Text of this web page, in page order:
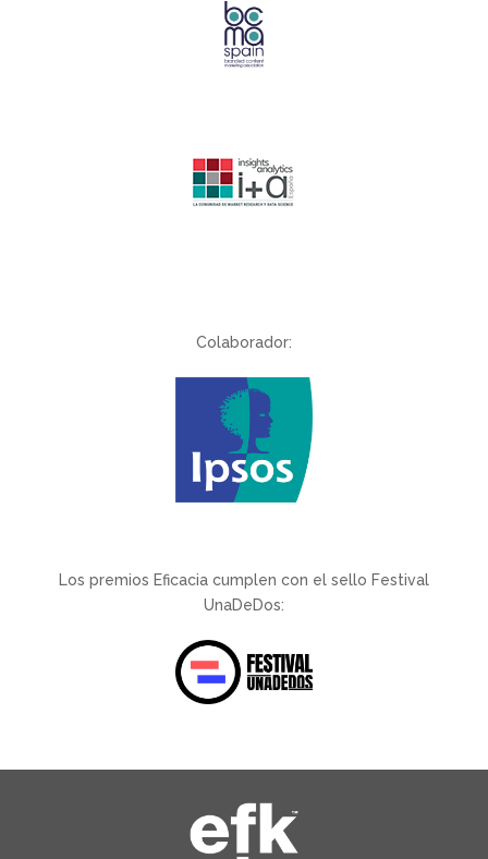
Colaborador:
Los premios Eficacia cumplen con el sello Festival
UnaDeDos: